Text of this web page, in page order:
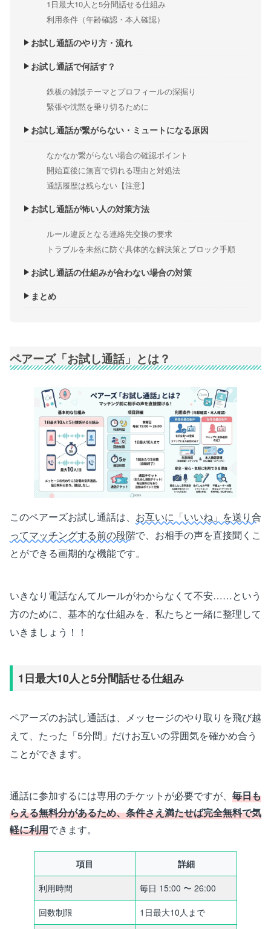
1日最大10人と5分間話せる仕組み
利用条件（年齢確認・本人確認）
お試し通話のやり方・流れ
お試し通話で何話す？
鉄板の雑談テーマとプロフィールの深掘り
緊張や沈黙を乗り切るために
お試し通話が繋がらない・ミュートになる原因
なかなか繋がらない場合の確認ポイント
開始直後に無言で切れる理由と対処法
通話履歴は残らない【注意】
お試し通話が怖い人の対策方法
ルール違反となる連絡先交換の要求
トラブルを未然に防ぐ具体的な解決策とブロック手順
お試し通話の仕組みが合わない場合の対策
まとめ
ペアーズ「お試し通話」とは？
このペアーズお試し通話は、 お互いに「いいね」を送り合
ってマッチングする前の段階で、お相手の声を直接聞くこ
とができる画期的な機能です。
いきなり電話なんてルールがわからなくて不安……という
方のために、基本的な仕組みを、私たちと一緒に整理して
いきましょう！！
1日最大10人と5分間話せる仕組み
ペアーズのお試し通話は、メッセージのやり取りを飛び越
えて、たった「5分間」だけお互いの雰囲気を確かめ合う
ことができます。
通話に参加するには専用のチケットが必要ですが、 毎日も
らえる無料分があるため、条件さえ満たせば完全無料で気
軽に利用できます。
項目
詳細
利用時間
毎日 15:00 〜 26:00
回数制限
1日最大10人まで